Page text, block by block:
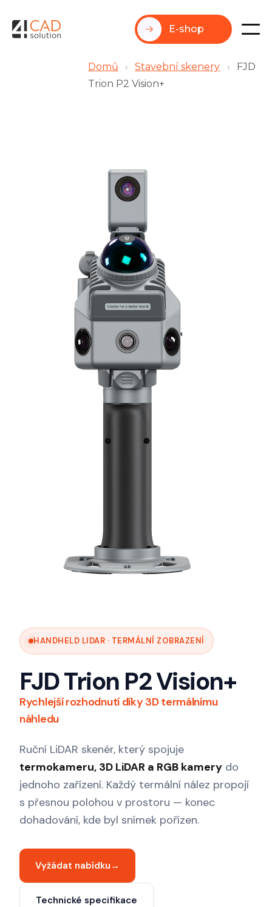
E-shop
Domů › Stavební skenery ›
FJD
Trion P2 Vision+
HANDHELD LIDAR · TERMÁLNÍ ZOBRAZENÍ
FJD Trion P2 Vision+
Rychlejší rozhodnutí díky 3D termálnímu
náhledu
Ruční LiDAR skenér, který spojuje
termokameru, 3D LiDAR a RGB kamery do
jednoho zařízení. Každý termální nález propojí
s přesnou polohou v prostoru — konec
dohadování, kde byl snímek pořízen.
Vyžádat nabídku →
Technické specifikace